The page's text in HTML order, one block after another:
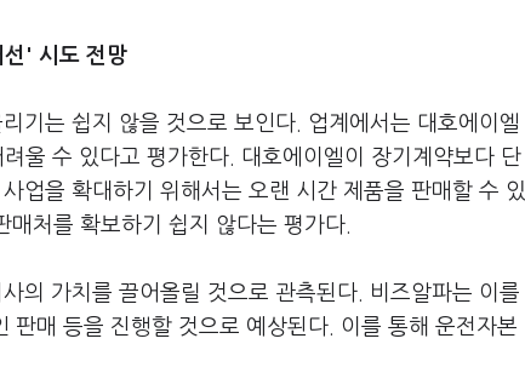
' 시도 전망
기는 쉽지 않을 것으로 보인다. 업계에서는 대호에이엘
울 수 있다고 평가한다. 대호에이엘이 장기계약보다 단
업을 확대하기 위해서는 오랜 시간 제품을 판매할 수 있
처를 확보하기 쉽지 않다는 평가다.
의 가치를 끌어올릴 것으로 관측된다. 비즈알파는 이를
매 등을 진행할 것으로 예상된다. 이를 통해 운전자본